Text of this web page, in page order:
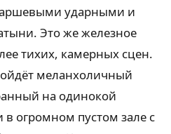
ударными и
Это же железное
тихих, камерных сцен.
меланхоличный
на одинокой
огромном пустом зале с